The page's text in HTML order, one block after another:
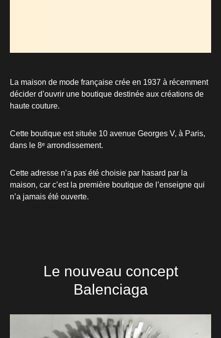
La maison de mode française crée en 1937 à récemment
décider d’ouvrir une boutique destinée aux créations de
haute couture.
Cette boutique est située 10 avenue Georges V, à Paris,
dans le 8ᵉ arrondissement.
Cette adresse n’a pas été choisie par hasard par la
maison, car c’est la première boutique de l’enseigne qui
n’a jamais été ouverte.
Le nouveau concept
Balenciaga